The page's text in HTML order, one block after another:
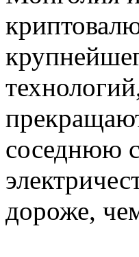
соседнюю
дороже,